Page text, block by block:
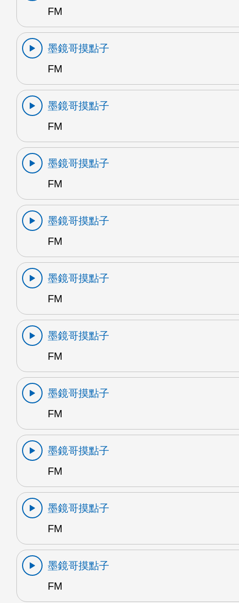
FM
墨鏡哥摸點子
FM
墨鏡哥摸點子
FM
墨鏡哥摸點子
FM
墨鏡哥摸點子
FM
墨鏡哥摸點子
FM
墨鏡哥摸點子
FM
墨鏡哥摸點子
FM
墨鏡哥摸點子
FM
墨鏡哥摸點子
FM
墨鏡哥摸點子
FM